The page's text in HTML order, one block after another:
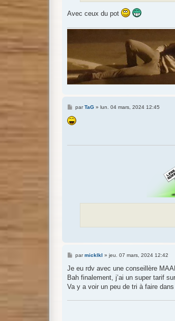
Avec ceux du pot
M
s
s
parTaG» lun. 04 mars, 2024 12:45
M
s
a
g
parmicklkl » jeu. 07 mars, 2024 12:42
Je eu rdv avec une conseillère
Bah finalement, j’ai un super tarif
Va y a voir un peu de tri à faire